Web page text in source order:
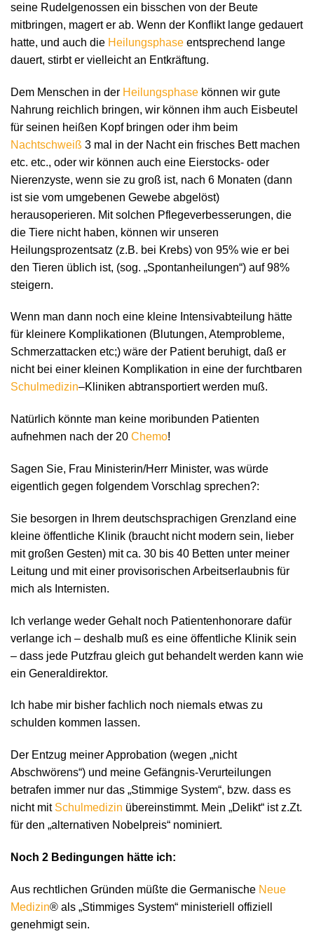
seine Rudelgenossen ein bisschen von der Beute
mitbringen, magert er ab. Wenn der Konflikt lange gedauert
hatte, und auch die Heilungsphase entsprechend lange
dauert, stirbt er vielleicht an Entkräftung.
Dem Menschen in der Heilungsphase können wir gute
Nahrung reichlich bringen, wir können ihm auch Eisbeutel
für seinen heißen Kopf bringen oder ihm beim
Nachtschweiß 3 mal in der Nacht ein frisches Bett machen
etc. etc., oder wir können auch eine Eierstocks- oder
Nierenzyste, wenn sie zu groß ist, nach 6 Monaten (dann
ist sie vom umgebenen Gewebe abgelöst)
herausoperieren. Mit solchen Pflegeverbesserungen, die
die Tiere nicht haben, können wir unseren
Heilungsprozentsatz (z.B. bei Krebs) von 95% wie er bei
den Tieren üblich ist, (sog. „Spontanheilungen“) auf 98%
steigern.
Wenn man dann noch eine kleine Intensivabteilung hätte
für kleinere Komplikationen (Blutungen, Atemprobleme,
Schmerzattacken etc;) wäre der Patient beruhigt, daß er
nicht bei einer kleinen Komplikation in eine der furchtbaren
Schulmedizin–Kliniken abtransportiert werden muß.
Natürlich könnte man keine moribunden Patienten
aufnehmen nach der 20 Chemo!
Sagen Sie, Frau Ministerin/Herr Minister, was würde
eigentlich gegen folgendem Vorschlag sprechen?:
Sie besorgen in Ihrem deutschsprachigen Grenzland eine
kleine öffentliche Klinik (braucht nicht modern sein, lieber
mit großen Gesten) mit ca. 30 bis 40 Betten unter meiner
Leitung und mit einer provisorischen Arbeitserlaubnis für
mich als Internisten.
Ich verlange weder Gehalt noch Patientenhonorare dafür
verlange ich – deshalb muß es eine öffentliche Klinik sein
– dass jede Putzfrau gleich gut behandelt werden kann wie
ein Generaldirektor.
Ich habe mir bisher fachlich noch niemals etwas zu
schulden kommen lassen.
Der Entzug meiner Approbation (wegen „nicht
Abschwörens“) und meine Gefängnis-Verurteilungen
betrafen immer nur das „Stimmige System“, bzw. dass es
nicht mit Schulmedizin übereinstimmt. Mein „Delikt“ ist z.Zt.
für den „alternativen Nobelpreis“ nominiert.
Noch 2 Bedingungen hätte ich:
Aus rechtlichen Gründen müßte die Germanische Neue
Medizin® als „Stimmiges System“ ministeriell offiziell
genehmigt sein.